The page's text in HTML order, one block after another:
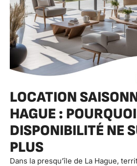
LOCATION
HAGUE :
DISPONIBILITÉ NE
PLUS
Dans la presqu’île de La Hague,